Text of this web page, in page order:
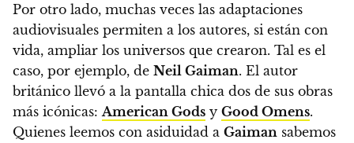
Por otro lado, muchas veces las adaptaciones
audiovisuales permiten a los autores, si están con
vida, ampliar los universos que crearon. Tal es el
caso, por ejemplo, de Neil Gaiman. El autor
británico llevó a la pantalla chica dos de sus obras
más icónicas: American Gods y Good Omens.
Quienes leemos con asiduidad a Gaiman sabemos